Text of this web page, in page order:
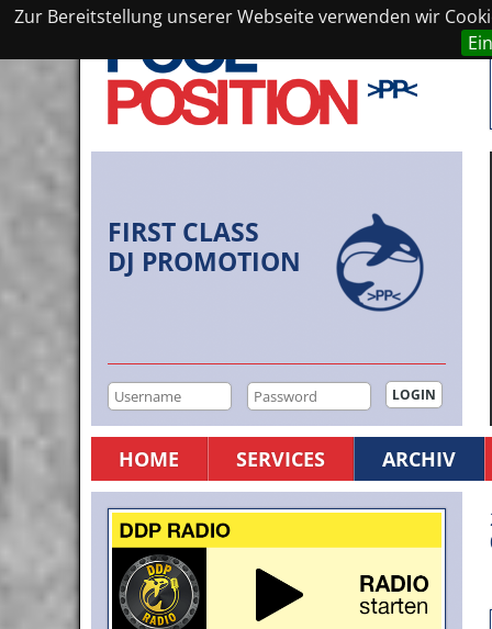
Zur Bereitstellung unserer Webseite verwenden wir
FIRST CLASS
DJ PROMOTION
HOME SERVICES ARCHIV